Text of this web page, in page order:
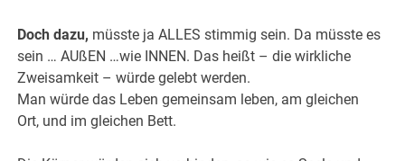
Doch dazu, müsste ja ALLES stimmig sein. Da müsste es
sein … AUßEN …wie INNEN. Das heißt – die wirkliche
Zweisamkeit – würde gelebt werden.
Man würde das Leben gemeinsam leben, am gleichen
Ort, und im gleichen Bett.